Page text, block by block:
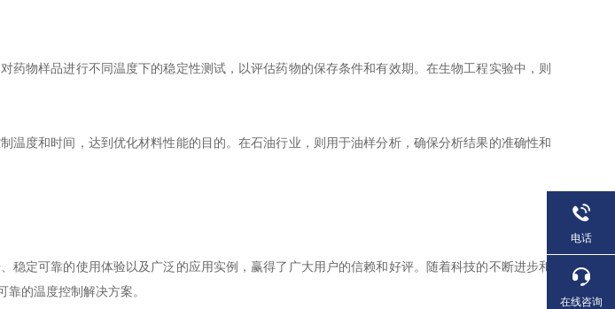
物样品进行不同温度下的稳定性测试，以评估药物的保存条件和有效期。在生物工程实验中，则
度和时间，达到优化材料性能的目的。在石油行业，则用于油样分析，确保分析结果的准确性和
可靠的使用体验以及广泛的应用实例，赢得了广大用户的信赖和好评。随着科技的不断进步和
的温度控制解决方案。
电话
在线咨询